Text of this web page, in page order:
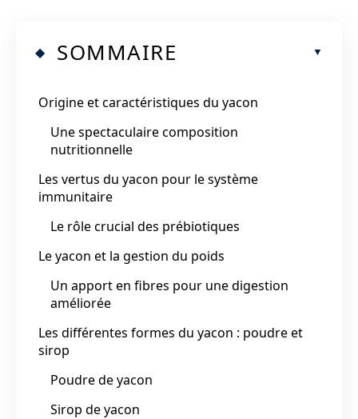
SOMMAIRE
Origine et caractéristiques du yacon
Une spectaculaire composition
nutritionnelle
Les vertus du yacon pour le système
immunitaire
Le rôle crucial des prébiotiques
Le yacon et la gestion du poids
Un apport en fibres pour une digestion
améliorée
Les différentes formes du yacon : poudre et
sirop
Poudre de yacon
Sirop de yacon